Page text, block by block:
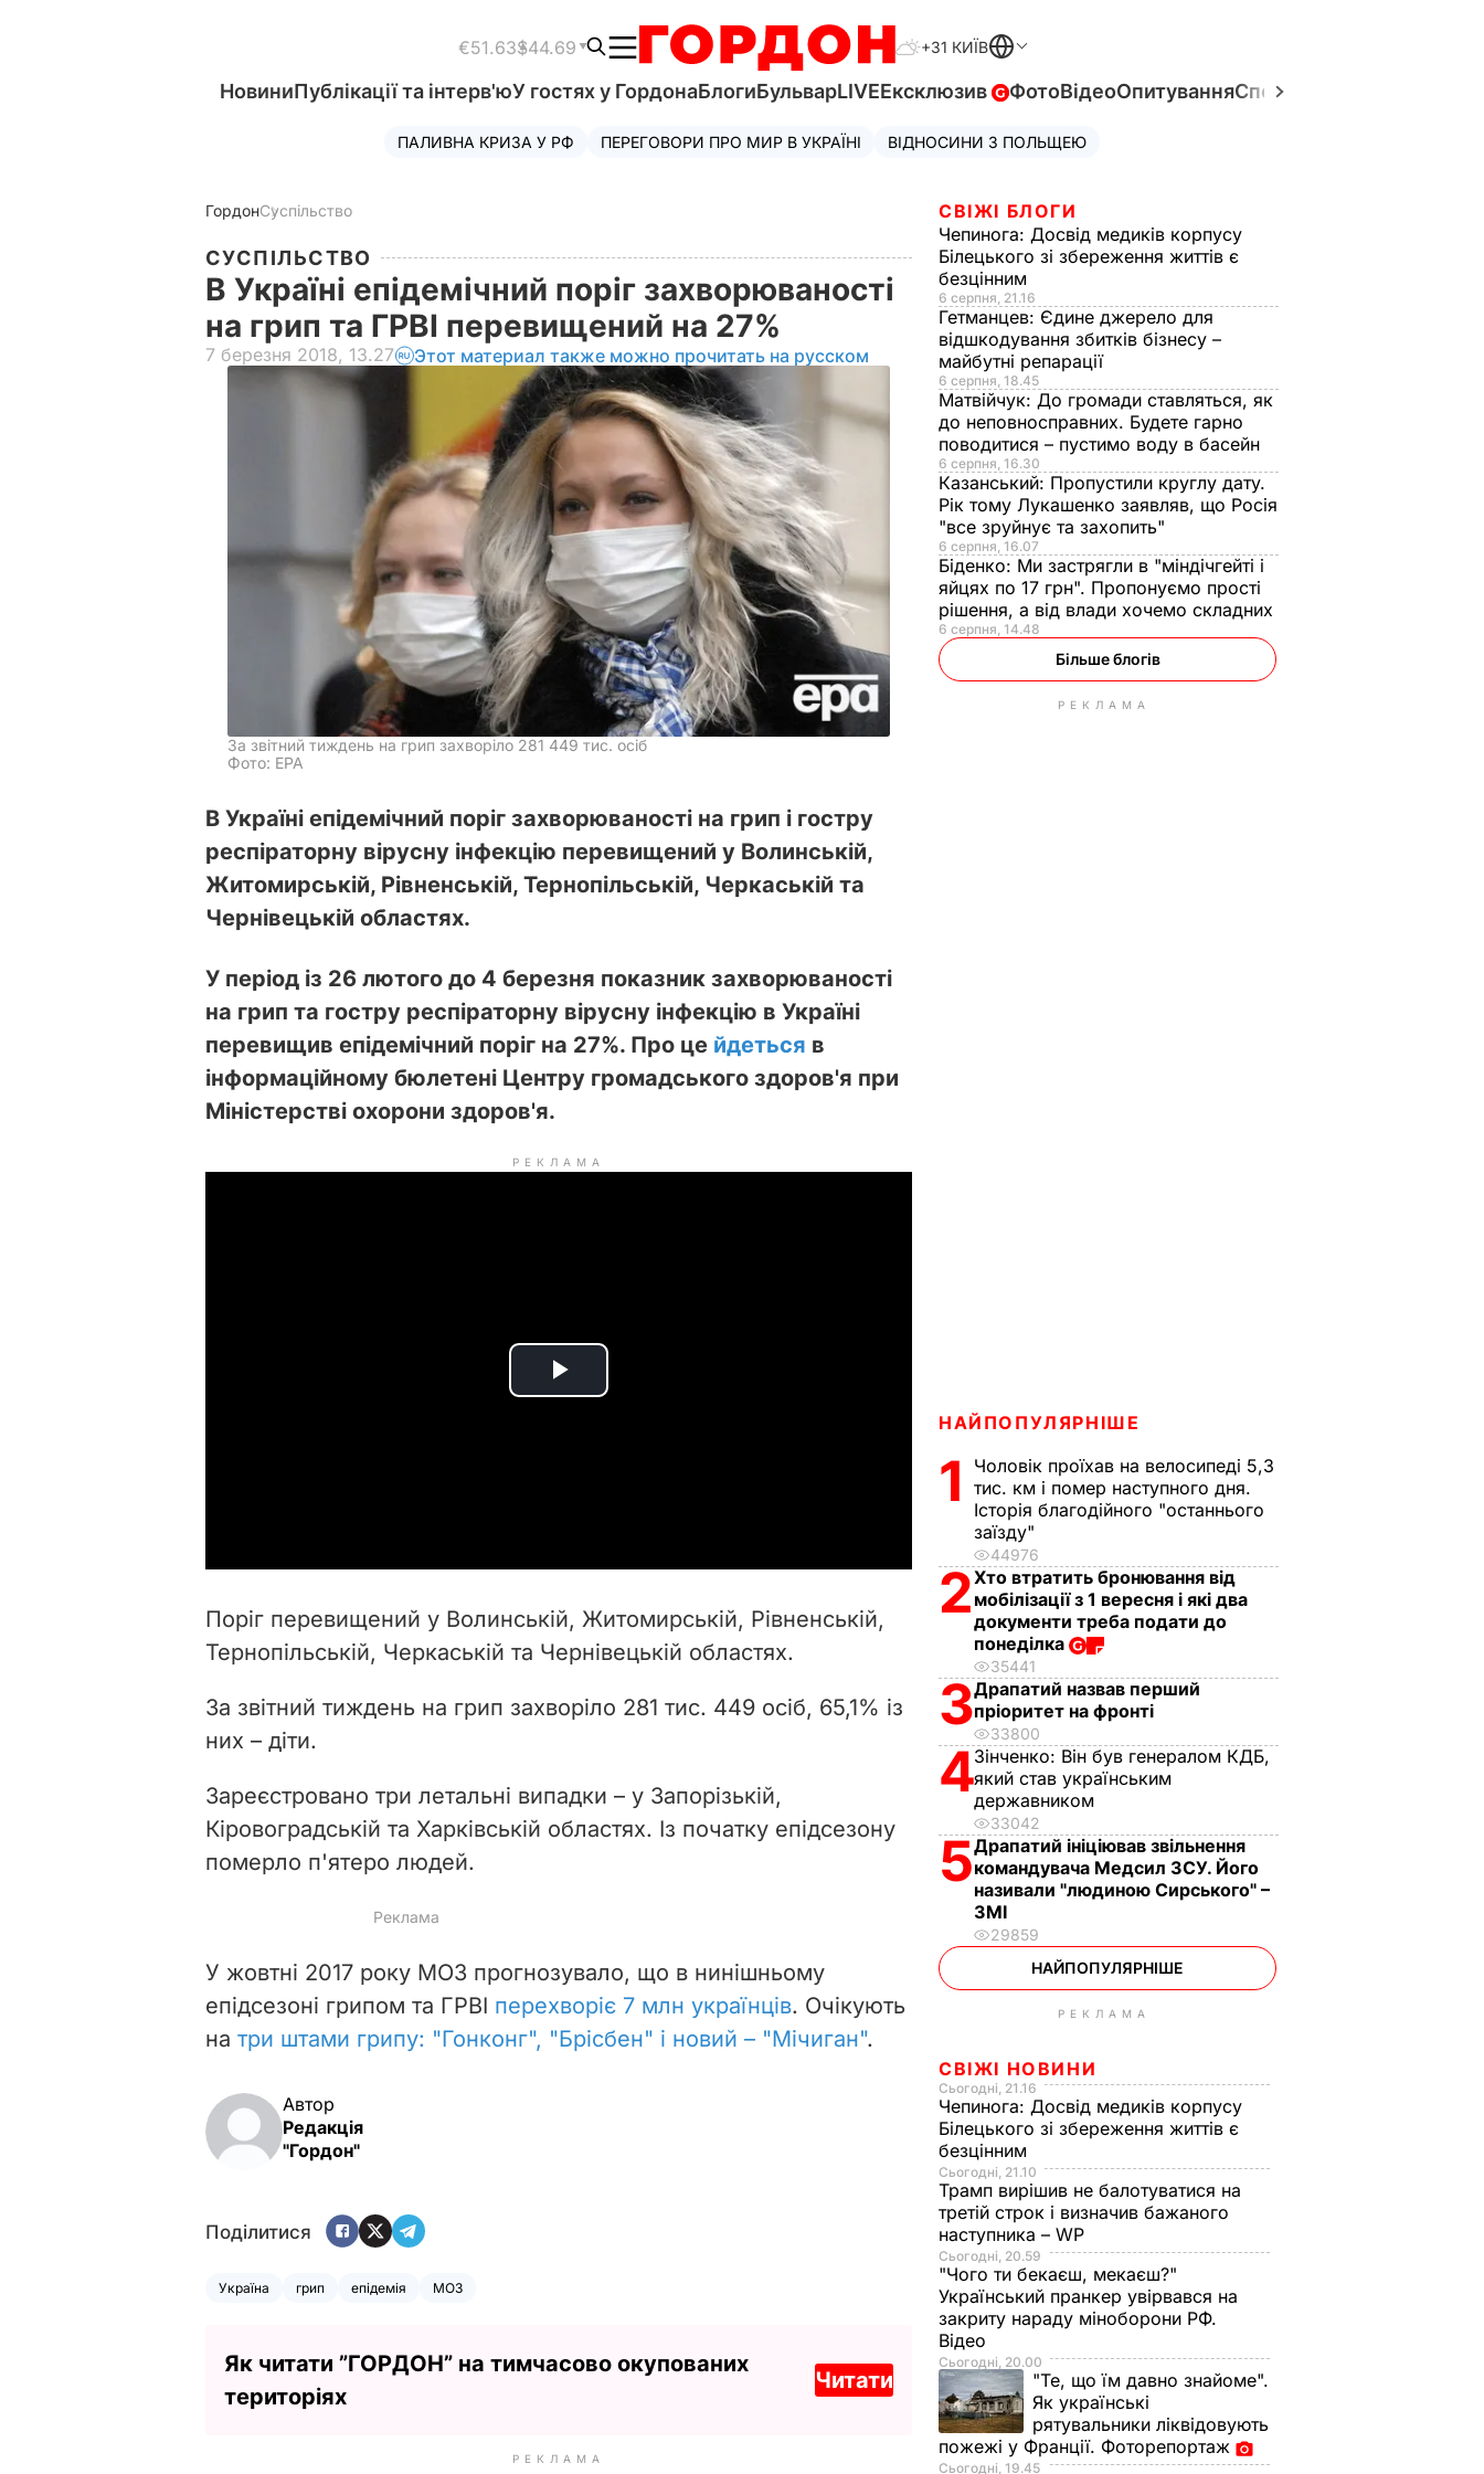
€51.63$44.69 +31 КИЇВ
НовиниПублікації та інтерв'юУ гостях у ГордонаБлогиБульварLIVEЕксклюзив ФотоВідеоОпитуванняСпецпроєкти
ПАЛИВНА КРИЗА У РФ ПЕРЕГОВОРИ ПРО МИР В УКРАЇНІ ВІДНОСИНИ З ПОЛЬЩЕЮ
ГордонСуспільство
СУСПІЛЬСТВО
В Україні епідемічний поріг захворюваності
на грип та ГРВІ перевищений на 27%
7 березня 2018, 13.27 Этот материал также можно прочитать на русском
За звітний тиждень на грип захворіло 281 449 тис. осіб
Фото: ЕРА
В Україні епідемічний поріг захворюваності на грип і гостру
респіраторну вірусну інфекцію перевищений у Волинській,
Житомирській, Рівненській, Тернопільській, Черкаській та
Чернівецькій областях.
У період із 26 лютого до 4 березня показник захворюваності
на грип та гостру респіраторну вірусну інфекцію в Україні
перевищив епідемічний поріг на 27%. Про це йдеться в
інформаційному бюлетені Центру громадського здоров'я при
Міністерстві охорони здоров'я.
РЕКЛАМА
P
i
d
o
Поріг перевищений у Волинській, Житомирській, Рівненській,
Тернопільській, Черкаській та Чернівецькій областях.
За звітний тиждень на грип захворіло 281 тис. 449 осіб, 65,1% із
них – діти.
Зареєстровано три летальні випадки – у Запорізькій,
Кіровоградській та Харківській областях. Із початку епідсезону
померло п'ятеро людей.
У жовтні 2017 року МОЗ прогнозувало, що в нинішньому
епідсезоні грипом та ГРВІ перехворіє 7 млн українців. Очікують
на три штами грипу: "Гонконг", "Брісбен" і новий – "Мічиган".
Автор
Редакція
"Гордон"
Поділитися
Україна грип епідемія МОЗ
Як читати ”ГОРДОН” на тимчасово окупованих
територіях
Читати
РЕКЛАМА
СВІЖІ БЛОГИ
Чепинога: Досвід медиків корпусу
Білецького зі збереження життів є
безцінним
6 серпня, 21.16
Гетманцев: Єдине джерело для
відшкодування збитків бізнесу –
майбутні репарації
6 серпня, 18.45
Матвійчук: До громади ставляться, як
до неповносправних. Будете гарно
поводитися – пустимо воду в басейн
6 серпня, 16.30
Казанський: Пропустили круглу дату.
Рік тому Лукашенко заявляв, що Росія
"все зруйнує та захопить"
6 серпня, 16.07
Біденко: Ми застрягли в "міндічгейті і
яйцях по 17 грн". Пропонуємо прості
рішення, а від влади хочемо складних
6 серпня, 14.48
Більше блогів
РЕКЛАМА
НАЙПОПУЛЯРНІШЕ
1
Чоловік проїхав на велосипеді 5,3
тис. км і помер наступного дня.
Історія благодійного "останнього
заїзду"
44976
2Хто втратить бронювання від
мобілізації з 1 вересня і які два
документи треба подати до
понеділка
35441
3Драпатий назвав перший
пріоритет на фронті
33800
4Зінченко: Він був генералом КДБ,
який став українським
державником
33042
5Драпатий ініціював звільнення
командувача Медсил ЗСУ. Його
називали "людиною Сирського" –
ЗМІ
29859
НАЙПОПУЛЯРНІШЕ
РЕКЛАМА
СВІЖІ НОВИНИ
Сьогодні, 21.16
Чепинога: Досвід медиків корпусу
Білецького зі збереження життів є
безцінним
Сьогодні, 21.10
Трамп вирішив не балотуватися на
третій строк і визначив бажаного
наступника – WP
Сьогодні, 20.59
"Чого ти бекаєш, мекаєш?"
Український пранкер увірвався на
закриту нараду міноборони РФ.
Відео
Сьогодні, 20.00
"Те, що їм давно знайоме".
Як українські
рятувальники ліквідовують
пожежі у Франції. Фоторепортаж
Сьогодні, 19.45